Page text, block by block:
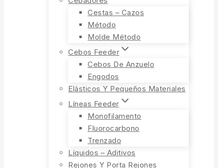
Cestas – Cazos
Método
Molde Método
Cebos Feeder
Cebos De Anzuelo
Engodos
Elásticos Y Pequeños Materiales
Líneas Feeder
Monofilamento
Fluorocarbono
Trenzado
Líquidos – Aditivos
Rejones Y Porta Rejones